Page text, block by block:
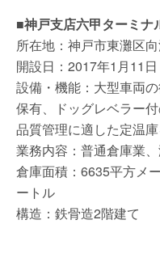
■神戸支店六甲ターミナ
所在地：神戸市東灘区
開設日：2017年1月11日
設備・機能：大型車両
保有、ドッグレベラー
品質管理に適した定温
業務内容：普通倉庫業
倉庫面積：6635平方メ
ートル
構造：鉄骨造2階建て